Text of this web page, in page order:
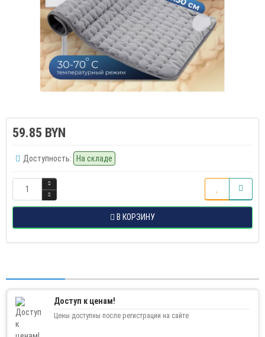
59.85 BYN
Доступность: На складе
В КОРЗИНУ
Доступ к ценам!
Цены доступны после регистрации на сайте.